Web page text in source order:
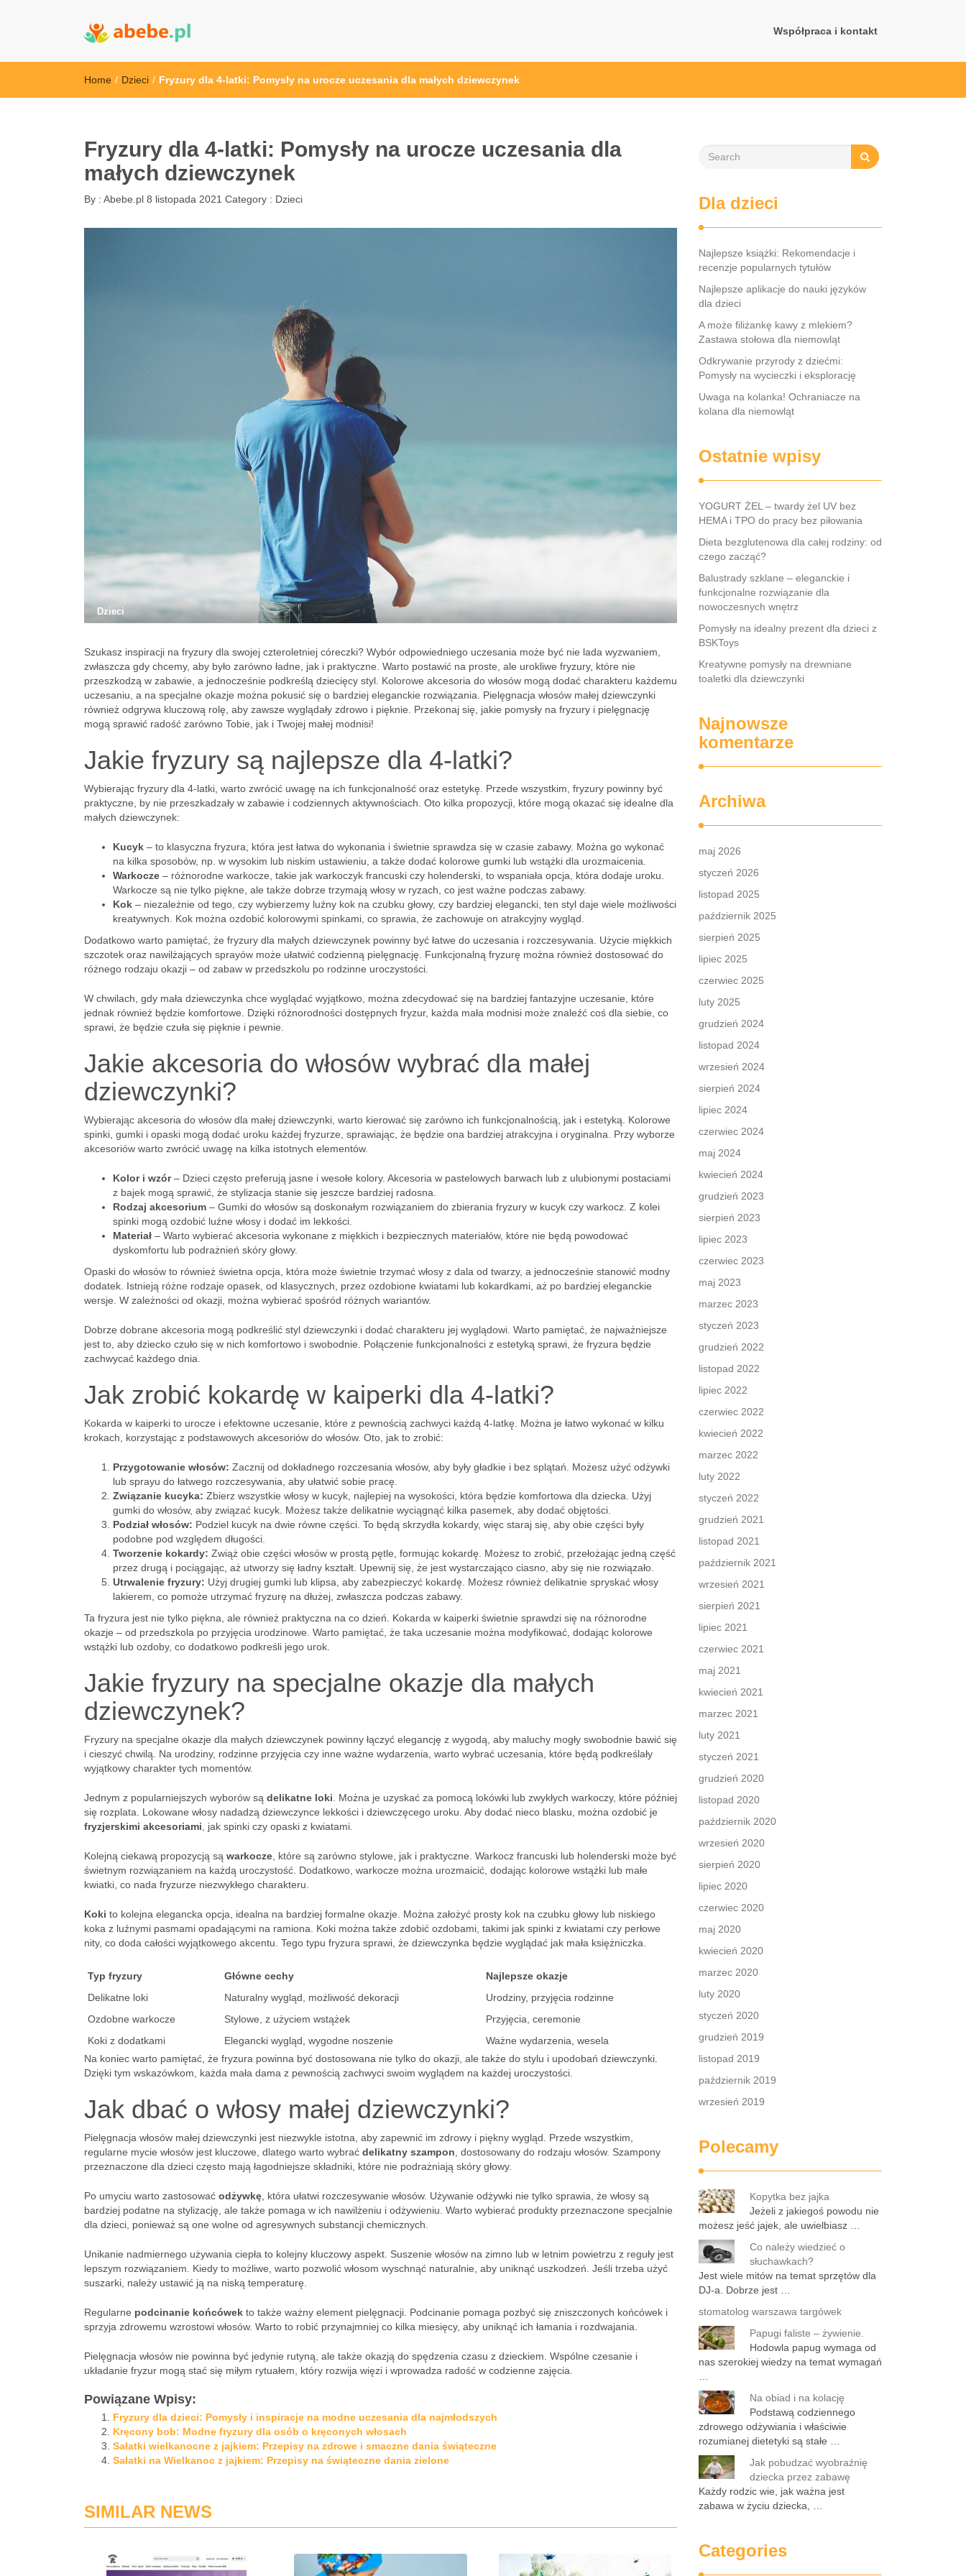
Wszystko dla dzieci - Polska
Współpraca i kontakt
Home / Dzieci / Fryzury dla 4-latki: Pomysły na urocze uczesania dla małych dziewczynek
Fryzury dla 4-latki: Pomysły na urocze uczesania dla
małych dziewczynek
By : Abebe.pl 8 listopada 2021 Category : Dzieci
Dzieci
Szukasz inspiracji na fryzury dla swojej czteroletniej córeczki? Wybór odpowiedniego uczesania może być nie lada wyzwaniem,
zwłaszcza gdy chcemy, aby było zarówno ładne, jak i praktyczne. Warto postawić na proste, ale urokliwe fryzury, które nie
przeszkodzą w zabawie, a jednocześnie podkreślą dziecięcy styl. Kolorowe akcesoria do włosów mogą dodać charakteru każdemu
uczesaniu, a na specjalne okazje można pokusić się o bardziej eleganckie rozwiązania. Pielęgnacja włosów małej dziewczynki
również odgrywa kluczową rolę, aby zawsze wyglądały zdrowo i pięknie. Przekonaj się, jakie pomysły na fryzury i pielęgnację
mogą sprawić radość zarówno Tobie, jak i Twojej małej modnisi!
Jakie fryzury są najlepsze dla 4-latki?
Wybierając fryzury dla 4-latki, warto zwrócić uwagę na ich funkcjonalność oraz estetykę. Przede wszystkim, fryzury powinny być
praktyczne, by nie przeszkadzały w zabawie i codziennych aktywnościach. Oto kilka propozycji, które mogą okazać się idealne dla
małych dziewczynek:
Kucyk – to klasyczna fryzura, która jest łatwa do wykonania i świetnie sprawdza się w czasie zabawy. Można go wykonać
na kilka sposobów, np. w wysokim lub niskim ustawieniu, a także dodać kolorowe gumki lub wstążki dla urozmaicenia.
Warkocze – różnorodne warkocze, takie jak warkoczyk francuski czy holenderski, to wspaniała opcja, która dodaje uroku.
Warkocze są nie tylko piękne, ale także dobrze trzymają włosy w ryzach, co jest ważne podczas zabawy.
Kok – niezależnie od tego, czy wybierzemy luźny kok na czubku głowy, czy bardziej elegancki, ten styl daje wiele możliwości
kreatywnych. Kok można ozdobić kolorowymi spinkami, co sprawia, że zachowuje on atrakcyjny wygląd.
Dodatkowo warto pamiętać, że fryzury dla małych dziewczynek powinny być łatwe do uczesania i rozczesywania. Użycie miękkich
szczotek oraz nawilżających sprayów może ułatwić codzienną pielęgnację. Funkcjonalną fryzurę można również dostosować do
różnego rodzaju okazji – od zabaw w przedszkolu po rodzinne uroczystości.
W chwilach, gdy mała dziewczynka chce wyglądać wyjątkowo, można zdecydować się na bardziej fantazyjne uczesanie, które
jednak również będzie komfortowe. Dzięki różnorodności dostępnych fryzur, każda mała modnisi może znaleźć coś dla siebie, co
sprawi, że będzie czuła się pięknie i pewnie.
Jakie akcesoria do włosów wybrać dla małej
dziewczynki?
Wybierając akcesoria do włosów dla małej dziewczynki, warto kierować się zarówno ich funkcjonalnością, jak i estetyką. Kolorowe
spinki, gumki i opaski mogą dodać uroku każdej fryzurze, sprawiając, że będzie ona bardziej atrakcyjna i oryginalna. Przy wyborze
akcesoriów warto zwrócić uwagę na kilka istotnych elementów.
Kolor i wzór– Dzieci często preferują jasne i wesołe kolory. Akcesoria w pastelowych barwach lub z ulubionymi postaciami
z bajek mogą sprawić, że stylizacja stanie się jeszcze bardziej radosna.
Rodzaj akcesorium – Gumki do włosów są doskonałym rozwiązaniem do zbierania fryzury w kucyk czy warkocz. Z kolei
spinki mogą ozdobić luźne włosy i dodać im lekkości.
Materiał – Warto wybierać akcesoria wykonane z miękkich i bezpiecznych materiałów, które nie będą powodować
dyskomfortu lub podrażnień skóry głowy.
Opaski do włosów to również świetna opcja, która może świetnie trzymać włosy z dala od twarzy, a jednocześnie stanowić modny
dodatek. Istnieją różne rodzaje opasek, od klasycznych, przez ozdobione kwiatami lub kokardkami, aż po bardziej eleganckie
wersje. W zależności od okazji, można wybierać spośród różnych wariantów.
Dobrze dobrane akcesoria mogą podkreślić styl dziewczynki i dodać charakteru jej wyglądowi. Warto pamiętać, że najważniejsze
jest to, aby dziecko czuło się w nich komfortowo i swobodnie. Połączenie funkcjonalności z estetyką sprawi, że fryzura będzie
zachwycać każdego dnia.
Jak zrobić kokardę w kaiperki dla 4-latki?
Kokarda w kaiperki to urocze i efektowne uczesanie, które z pewnością zachwyci każdą 4-latkę. Można je łatwo wykonać w kilku
krokach, korzystając z podstawowych akcesoriów do włosów. Oto, jak to zrobić:
Przygotowanie włosów: Zacznij od dokładnego rozczesania włosów, aby były gładkie i bez splątań. Możesz użyć odżywki
lub sprayu do łatwego rozczesywania, aby ułatwić sobie pracę.
Związanie kucyka: Zbierz wszystkie włosy w kucyk, najlepiej na wysokości, która będzie komfortowa dla dziecka. Użyj
gumki do włosów, aby związać kucyk. Możesz także delikatnie wyciągnąć kilka pasemek, aby dodać objętości.
Podział włosów: Podziel kucyk na dwie równe części. To będą skrzydła kokardy, więc staraj się, aby obie części były
podobne pod względem długości.
Tworzenie kokardy: Zwiąż obie części włosów w prostą pętle, formując kokardę. Możesz to zrobić, przełożając jedną część
przez drugą i pociągając, aż utworzy się ładny kształt. Upewnij się, że jest wystarczająco ciasno, aby się nie rozwiązało.
Utrwalenie fryzury: Użyj drugiej gumki lub klipsa, aby zabezpieczyć kokardę. Możesz również delikatnie spryskać włosy
lakierem, co pomoże utrzymać fryzurę na dłużej, zwłaszcza podczas zabawy.
Ta fryzura jest nie tylko piękna, ale również praktyczna na co dzień. Kokarda w kaiperki świetnie sprawdzi się na różnorodne
okazje – od przedszkola po przyjęcia urodzinowe. Warto pamiętać, że taka uczesanie można modyfikować, dodając kolorowe
wstążki lub ozdoby, co dodatkowo podkreśli jego urok.
Jakie fryzury na specjalne okazje dla małych
dziewczynek?
Fryzury na specjalne okazje dla małych dziewczynek powinny łączyć elegancję z wygodą, aby maluchy mogły swobodnie bawić się
i cieszyć chwilą. Na urodziny, rodzinne przyjęcia czy inne ważne wydarzenia, warto wybrać uczesania, które będą podkreślały
wyjątkowy charakter tych momentów.
Jednym z popularniejszych wyborów są delikatne loki . Można je uzyskać za pomocą lokówki lub zwykłych warkoczy, które później
się rozplata. Lokowane włosy nadadzą dziewczynce lekkości i dziewczęcego uroku. Aby dodać nieco blasku, można ozdobić je
fryzjerskimi akcesoriami , jak spinki czy opaski z kwiatami.
Kolejną ciekawą propozycją są warkocze , które są zarówno stylowe, jak i praktyczne. Warkocz francuski lub holenderski może być
świetnym rozwiązaniem na każdą uroczystość. Dodatkowo, warkocze można urozmaicić, dodając kolorowe wstążki lub małe
kwiatki, co nada fryzurze niezwykłego charakteru.
Koki to kolejna elegancka opcja, idealna na bardziej formalne okazje. Można założyć prosty kok na czubku głowy lub niskiego
koka z luźnymi pasmami opadającymi na ramiona. Koki można także zdobić ozdobami, takimi jak spinki z kwiatami czy perłowe
nity, co doda całości wyjątkowego akcentu. Tego typu fryzura sprawi, że dziewczynka będzie wyglądać jak mała księżniczka.
Typ fryzury Główne cechy
Najlepsze okazje
Delikatne loki
Naturalny wygląd, możliwość dekoracji
Urodziny, przyjęcia rodzinne
Ozdobne warkocze
Stylowe, z użyciem wstążek
Przyjęcia, ceremonie
Koki z dodatkami
Elegancki wygląd, wygodne noszenie
Ważne wydarzenia, wesela
Na koniec warto pamiętać, że fryzura powinna być dostosowana nie tylko do okazji, ale także do stylu i upodobań dziewczynki.
Dzięki tym wskazówkom, każda mała dama z pewnością zachwyci swoim wyglądem na każdej uroczystości.
Jak dbać o włosy małej dziewczynki?
Pielęgnacja włosów małej dziewczynki jest niezwykle istotna, aby zapewnić im zdrowy i piękny wygląd. Przede wszystkim,
regularne mycie włosów jest kluczowe, dlatego warto wybrać delikatny szampon , dostosowany do rodzaju włosów. Szampony
przeznaczone dla dzieci często mają łagodniejsze składniki, które nie podrażniają skóry głowy.
Po umyciu warto zastosować odżywkę , która ułatwi rozczesywanie włosów. Używanie odżywki nie tylko sprawia, że włosy są
bardziej podatne na stylizację, ale także pomaga w ich nawilżeniu i odżywieniu. Warto wybierać produkty przeznaczone specjalnie
dla dzieci, ponieważ są one wolne od agresywnych substancji chemicznych.
Unikanie nadmiernego używania ciepła to kolejny kluczowy aspekt. Suszenie włosów na zimno lub w letnim powietrzu z reguły jest
lepszym rozwiązaniem. Kiedy to możliwe, warto pozwolić włosom wyschnąć naturalnie, aby uniknąć uszkodzeń. Jeśli trzeba użyć
suszarki, należy ustawić ją na niską temperaturę.
Regularne podcinanie końcówek to także ważny element pielęgnacji. Podcinanie pomaga pozbyć się zniszczonych końcówek i
sprzyja zdrowemu wzrostowi włosów. Warto to robić przynajmniej co kilka miesięcy, aby uniknąć ich łamania i rozdwajania.
Pielęgnacja włosów nie powinna być jedynie rutyną, ale także okazją do spędzenia czasu z dzieckiem. Wspólne czesanie i
układanie fryzur mogą stać się miłym rytuałem, który rozwija więzi i wprowadza radość w codzienne zajęcia.
Powiązane Wpisy:
Fryzury dla dzieci: Pomysły i inspiracje na modne uczesania dla najmłodszych
Kręcony bob: Modne fryzury dla osób o kręconych włosach
Sałatki wielkanocne z jajkiem: Przepisy na zdrowe i smaczne dania świąteczne
Sałatki na Wielkanoc z jajkiem: Przepisy na świąteczne dania zielone
SIMILAR NEWS
Dla dzieci
Najlepsze książki: Rekomendacje i
recenzje popularnych tytułów
Najlepsze aplikacje do nauki języków
dla dzieci
A może filiżankę kawy z mlekiem?
Zastawa stołowa dla niemowląt
Odkrywanie przyrody z dziećmi:
Pomysły na wycieczki i eksplorację
Uwaga na kolanka! Ochraniacze na
kolana dla niemowląt
Ostatnie wpisy
YOGURT ŻEL – twardy żel UV bez
HEMA i TPO do pracy bez piłowania
Dieta bezglutenowa dla całej rodziny: od
czego zacząć?
Balustrady szklane – eleganckie i
funkcjonalne rozwiązanie dla
nowoczesnych wnętrz
Pomysły na idealny prezent dla dzieci z
BSKToys
Kreatywne pomysły na drewniane
toaletki dla dziewczynki
Najnowsze
komentarze
Archiwa
maj 2026
styczeń 2026
listopad 2025
październik 2025
sierpień 2025
lipiec 2025
czerwiec 2025
luty 2025
grudzień 2024
listopad 2024
wrzesień 2024
sierpień 2024
lipiec 2024
czerwiec 2024
maj 2024
kwiecień 2024
grudzień 2023
sierpień 2023
lipiec 2023
czerwiec 2023
maj 2023
marzec 2023
styczeń 2023
grudzień 2022
listopad 2022
lipiec 2022
czerwiec 2022
kwiecień 2022
marzec 2022
luty 2022
styczeń 2022
grudzień 2021
listopad 2021
październik 2021
wrzesień 2021
sierpień 2021
lipiec 2021
czerwiec 2021
maj 2021
kwiecień 2021
marzec 2021
luty 2021
styczeń 2021
grudzień 2020
listopad 2020
październik 2020
wrzesień 2020
sierpień 2020
lipiec 2020
czerwiec 2020
maj 2020
kwiecień 2020
marzec 2020
luty 2020
styczeń 2020
grudzień 2019
listopad 2019
październik 2019
wrzesień 2019
Polecamy
Kopytka bez jajka
Jeżeli z jakiegoś powodu nie
możesz jeść jajek, ale uwielbiasz …
Co należy wiedzieć o
słuchawkach?
Jest wiele mitów na temat sprzętów dla
DJ-a. Dobrze jest …
stomatolog warszawa targówek
Papugi faliste – żywienie.
Hodowla papug wymaga od
nas szerokiej wiedzy na temat wymagań
Na obiad i na kolację
Podstawą codziennego
zdrowego odżywiania i właściwie
rozumianej dietetyki są stałe …
Jak pobudzać wyobraźnię
dziecka przez zabawę
Każdy rodzic wie, jak ważna jest
zabawa w życiu dziecka, …
Categories